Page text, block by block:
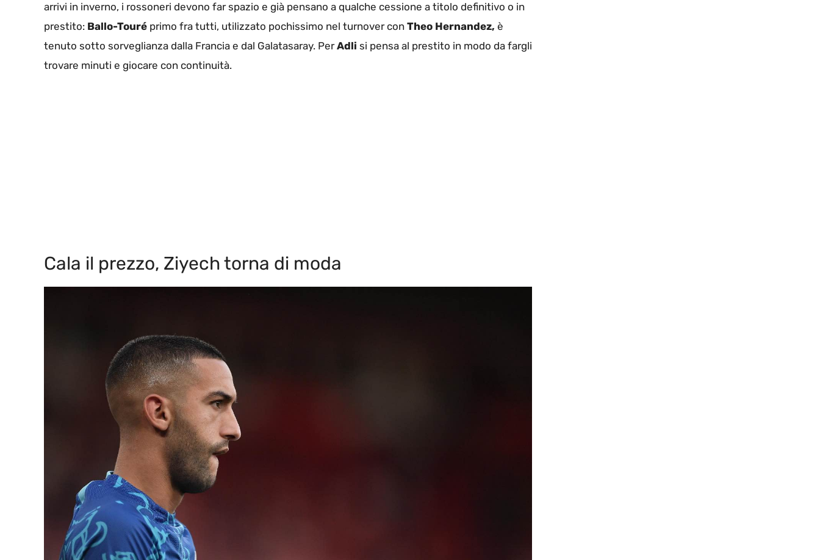
arrivi in inverno, i rossoneri devono far spazio e già pensano a qualche cessione a titolo definitivo o in
prestito: Ballo-Touré primo fra tutti, utilizzato pochissimo nel turnover con Theo Hernandez, è
tenuto sotto sorveglianza dalla Francia e dal Galatasaray. PerAdli si pensa al prestito in modo da fargli
trovare minuti e giocare con continuità.
Cala il prezzo, Ziyech torna di moda